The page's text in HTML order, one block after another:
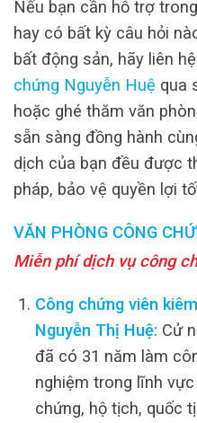
Nếu bạn cần hỗ trợ
hay có bất kỳ câu hỏi
bất động sản, hãy liên
chứng Nguyễn Huệ qua
hoặc ghé thăm văn
sẵn sàng đồng hành
dịch của bạn đều được
pháp, bảo vệ quyền lợi
VĂN PHÒNG CÔNG
Miễn phí dịch vụ công
Công chứng viên
Nguyễn Thị Huệ: Cử
đã có 31 năm làm
nghiệm trong lĩnh
chứng, hộ tịch, quốc